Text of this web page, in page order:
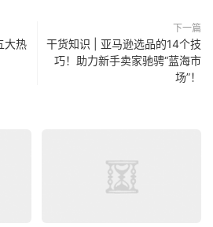
大热
下一篇
干货知识 | 亚马逊选品的14个技
巧！助力新手卖家驰骋“蓝海市
场”！